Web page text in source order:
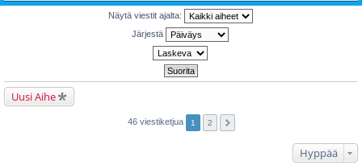
Näytä viestit ajalta:
Järjestä
Uusi Aihe
46 viestiketjua 1 2
Hyppää